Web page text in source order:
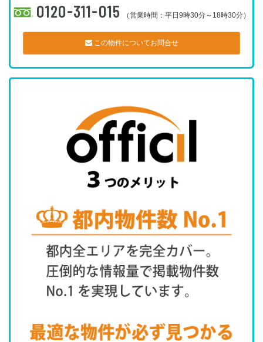
0120-311-015 （営業時間：平日9時30分～18時30分）
この物件についてお問合せ